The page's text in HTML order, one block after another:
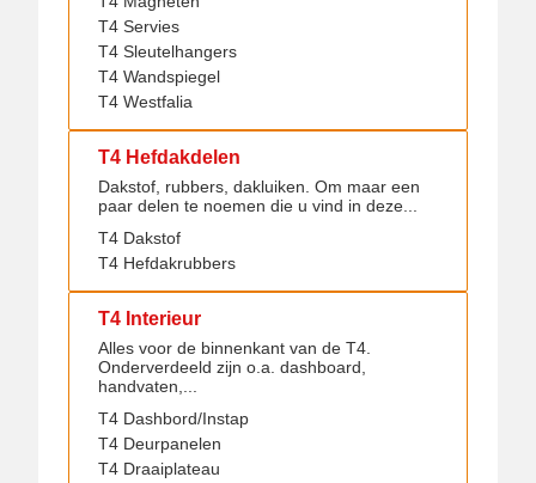
T4 Servies
T4 Sleutelhangers
T4 Wandspiegel
T4 Westfalia
T4 Hefdakdelen
Dakstof, rubbers, dakluiken. Om maar een
paar delen te noemen die u vind in deze...
T4 Dakstof
T4 Hefdakrubbers
T4 Interieur
Alles voor de binnenkant van de T4.
Onderverdeeld zijn o.a. dashboard,
handvaten,...
T4 Dashbord/Instap
T4 Deurpanelen
T4 Draaiplateau